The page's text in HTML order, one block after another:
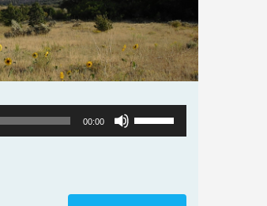
00:00
Use
Up/Down